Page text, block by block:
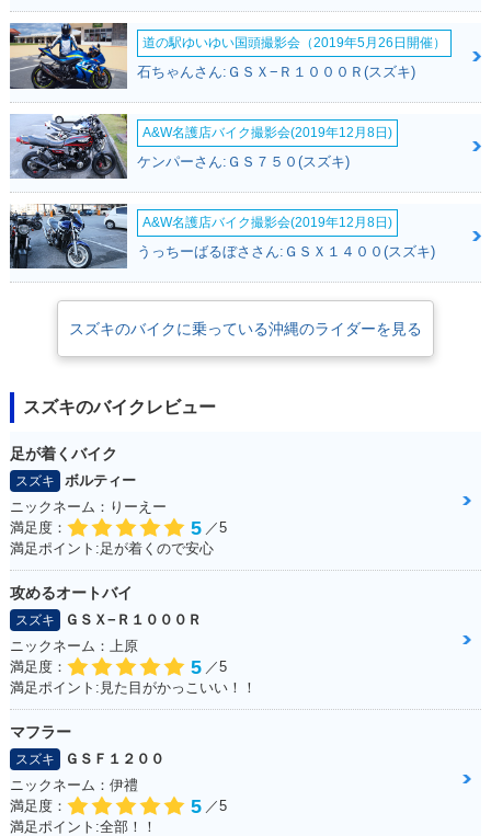
2010年 Let's 4 2010年 Let's 4G
2009年 Let's 4・マ
イナーチェンジ
2009年 Let's 4G
2008年 Let's 4・追
加
2008年 Let's 4
別・限定仕様
イナーチェンジ
2007年 Let's 4・マ
イナーチェンジ
道の駅ゆいゆい国頭撮影会（2019年5月26日開催）
石ちゃんさん:ＧＳＸ−Ｒ１０００Ｒ(スズキ)
A&W名護店バイク撮影会(2019年12月8日)
ケンパーさん:ＧＳ７５０(スズキ)
A&W名護店バイク撮影会(2019年12月8日)
うっちーばるぼささん:ＧＳＸ１４００(スズキ)
スズキのバイクに乗っている沖縄のライダーを見る
スズキのバイクレビュー
足が着くバイク
スズキ
ボルティー
ニックネーム：りーえー
満足度：
5 ／5
満足ポイント:足が着くので安心
攻めるオートバイ
スズキ
ＧＳＸ−Ｒ１０００Ｒ
ニックネーム：上原
満足度：
5 ／5
満足ポイント:見た目がかっこいい！！
マフラー
スズキ
ＧＳＦ１２００
ニックネーム：伊禮
満足度：
5 ／5
満足ポイント:全部！！